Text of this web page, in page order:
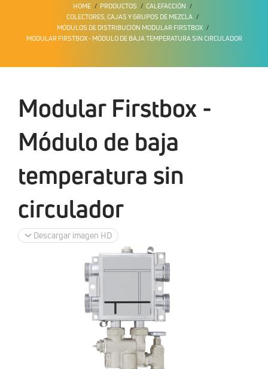
HOME PRODUCTOS
CALEFACCIÓN
COLECTORES, CAJAS Y GRUPOS DE MEZCLA
MÓDULOS DE DISTRIBUCIÓN MODULAR FIRSTBOX
MODULAR FIRSTBOX - MÓDULO DE BAJA TEMPERATURA SIN CIRCULADOR
Modular Firstbox -
Módulo de baja
temperatura sin
circulador
Descargar imagen HD